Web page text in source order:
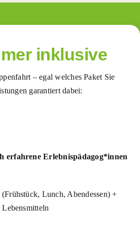
inklusive
– egal welches Paket Sie
garantiert dabei:
erfahrene Erlebnispädagog*innen
(Frühstück, Lunch, Abendessen) +
Lebensmitteln